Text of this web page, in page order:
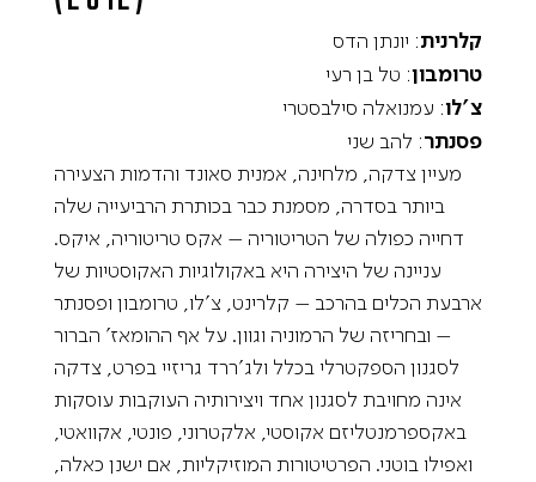
קלרנית: יונתן הדס
טרומבון: טל בן רעי
צ’לו: עמנואלה סילבסטרי
פסנתר: להב שני
מעיין צדקה, מלחינה, אמנית סאונד והדמות הצעירה
ביותר בסדרה, מסמנת כבר בכותרת הרביעייה שלה
דחייה כפולה של הטריטוריה – אקס טריטוריה, איקס.
עניינה של היצירה היא באקולוגיות האקוסטיות של
ארבעת הכלים בהרכב – קלרינט, צ’לו, טרומבון ופסנתר
– ובחריזה של הרמוניה וגוון. על אף ההומאז’ הברור
לסגנון הספקטרלי בכלל ולג’ררד גריזיי בפרט, צדקה
אינה מחויבת לסגנון אחד ויצירותיה העוקבות עוסקות
באקספרמנטליזם אקוסטי, אלקטרוני, פונטי, אקוואטי,
ואפילו בוטני. הפרטיטורות המוזיקליות, אם ישנן כאלה,